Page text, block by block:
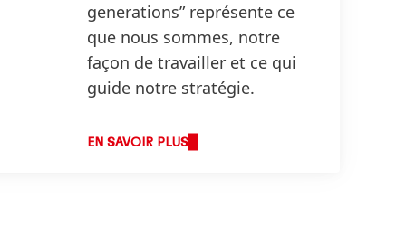
generations” représente ce
que nous sommes, notre
façon de travailler et ce qui
guide notre stratégie.
EN SAVOIR PLUS